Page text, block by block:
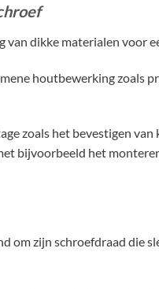
dikke materialen voor
houtbewerking zoals
zoals het bevestigen
bijvoorbeeld het
om zijn schroefdraad die